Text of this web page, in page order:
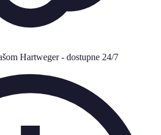
Hartweger - dostupne 24/7